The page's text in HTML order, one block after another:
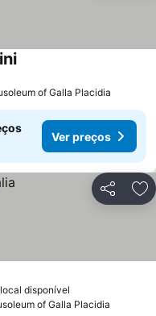
of Galla Placidia
Ver preços
Partilhar
disponível
of Galla Placidia